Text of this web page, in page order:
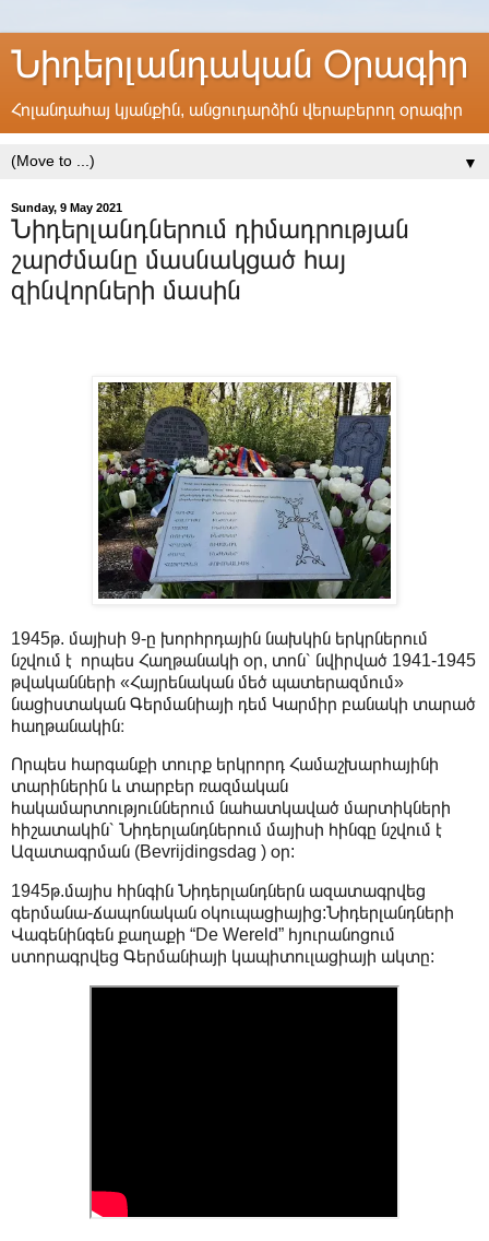
Նիդերլանդական Օրագիր
Հոլանդահայ կյանքին, անցուդարձին վերաբերող օրագիր
▼
Sunday, 9 May 2021
Նիդերլանդներում դիմադրության
շարժմանը մասնակցած հայ
զինվորների մասին
1945թ. մայիսի 9-ը խորհրդային նախկին երկրներում
նշվում է որպես Հաղթանակի օր, տոն՝ նվիրված 1941-1945
թվականների «Հայրենական մեծ պատերազմում»
նացիստական Գերմանիայի դեմ Կարմիր բանակի տարած
հաղթանակին։
Որպես հարգանքի տուրք երկրորդ Համաշխարհայինի
տարիներին և տարբեր ռազմական
հակամարտություններում նահատկաված մարտիկների
հիշատակին՝ Նիդերլանդներում մայիսի հինգը նշվում է
Ազատագրման (Bevrijdingsdag ) օր:
1945թ.մայիս հինգին Նիդերլանդներն ազատագրվեց
գերմանա-ճապոնական օկուպացիայից:Նիդերլանդների
Վագենինգեն քաղաքի “De Wereld” հյուրանոցում
ստորագրվեց Գերմանիայի կապիտուլացիայի ակտը: